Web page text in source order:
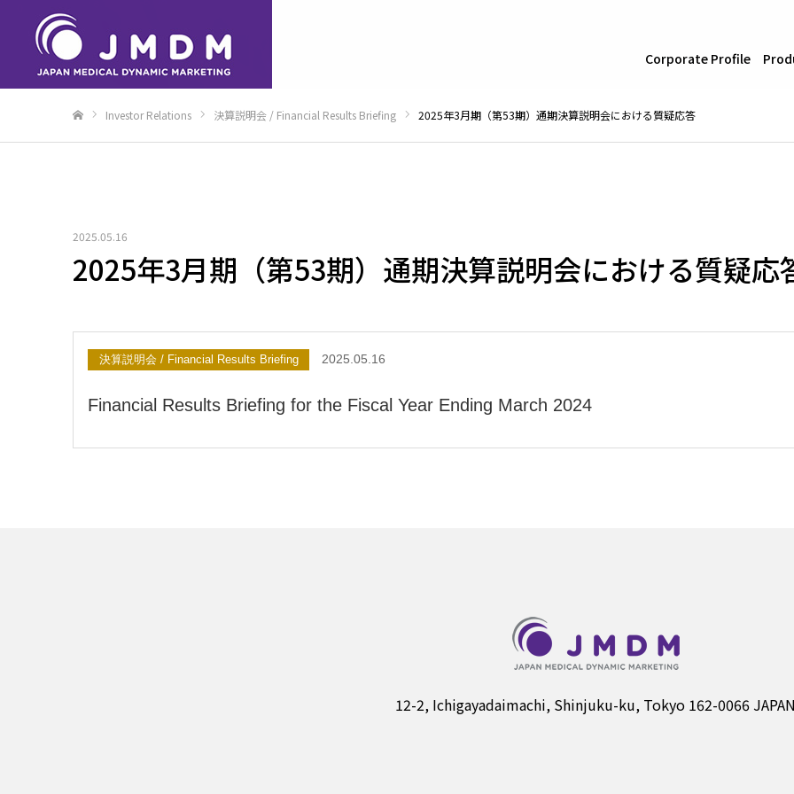
Corporate Profile
Investor Relations 決算説明会 / Financial Results Briefing 2025年3月期（第53期）通期決算説明会における質疑応答
2025.05.16
2025年3月期（第53期）通期決算説明会における質疑応
決算説明会 / Financial Results Briefing 2025.05.16
Financial Results Briefing for the Fiscal Year Ending March 2024
12-2, Ichigayadaimachi, Shinjuku-ku, Tokyo 162-0066